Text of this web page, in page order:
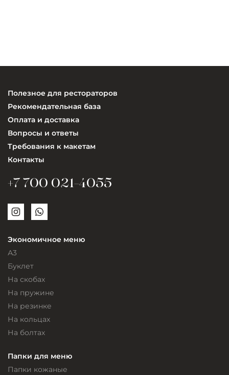
Полезное для рестораторов
Рекомендательная база
Оплата и доставка
Вопросы и ответы
Требования к макетам
Контакты
+7 700 021-4055
Экономичное меню
А3
Буклет
На скобах
На пружине
На резинке
На кольцах
На болтах
Папки для меню
Папки кожаные